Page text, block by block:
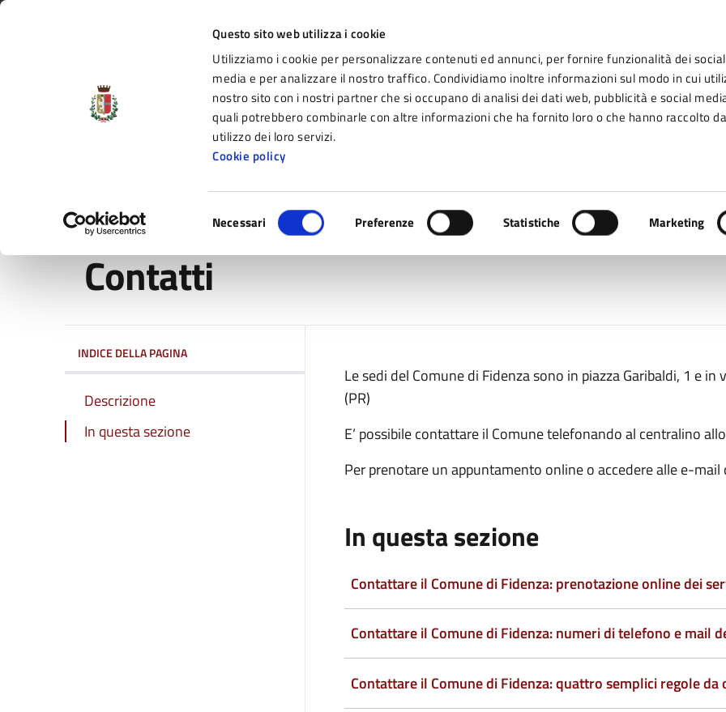
Questo sito web utilizza i cookie
Utilizziamo i cookie per personalizzare contenuti ed annunci, per fornire funzionalità dei social
media e per analizzare il nostro traffico. Condividiamo inoltre informazioni sul modo in cui
nostro sito con i nostri partner che si occupano di analisi dei dati web, pubblicità e social
quali potrebbero combinarle con altre informazioni che ha fornito loro o che hanno raccolto
utilizzo dei loro servizi.
Cookie policy
del
consenso
Necessari Preferenze Statistiche Marketing
Vai al contenuto principale
Vai alla navigazione del sito
Vai al piede di pagina
Comune di Fidenza
il portale di servizi e informazioni del Comune di Fidenza
Novità
Home / Contatti
Contatti
INDICE DELLA PAGINA
Descrizione
In questa sezione
Le sedi del Comune di Fidenza sono in piazza Garibaldi, 1 e
(PR)
E’ possibile contattare il Comune telefonando al centralino allo
Per prenotare un appuntamento online o accedere alle e-
In questa sezione
Contattare il Comune di Fidenza: prenotazione online dei
Contattare il Comune di Fidenza: numeri di telefono e mail
Contattare il Comune di Fidenza: quattro semplici regole da